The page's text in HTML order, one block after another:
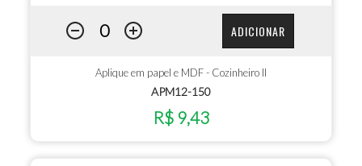
ADICIONAR
Aplique em papel e MDF - Cozinheiro II
APM12-150
R$ 9,43